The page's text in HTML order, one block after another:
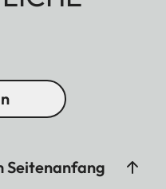
Seitenanfang